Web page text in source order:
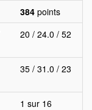
384 points
20 / 24.0 / 52
35 / 31.0 / 23
1 sur 16